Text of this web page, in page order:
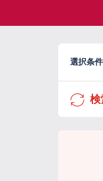
選択条件
検